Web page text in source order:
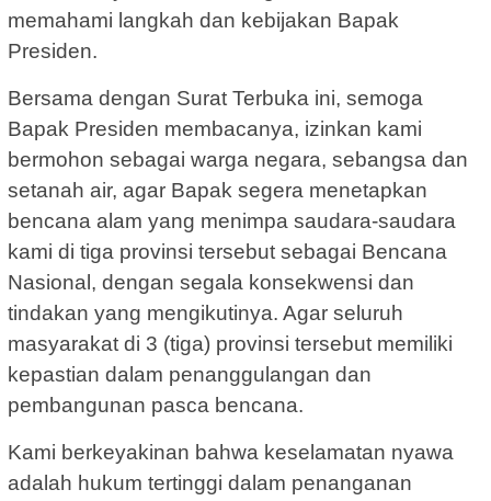
memahami langkah dan kebijakan Bapak
Presiden.
Bersama dengan Surat Terbuka ini, semoga
Bapak Presiden membacanya, izinkan kami
bermohon sebagai warga negara, sebangsa dan
setanah air, agar Bapak segera menetapkan
bencana alam yang menimpa saudara-saudara
kami di tiga provinsi tersebut sebagai Bencana
Nasional, dengan segala konsekwensi dan
tindakan yang mengikutinya. Agar seluruh
masyarakat di 3 (tiga) provinsi tersebut memiliki
kepastian dalam penanggulangan dan
pembangunan pasca bencana.
Kami berkeyakinan bahwa keselamatan nyawa
adalah hukum tertinggi dalam penanganan